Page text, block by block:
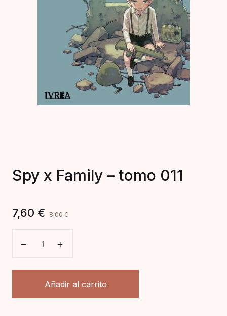
Spy x Family – tomo 011
7,60 € 8,00€
Añadir al carrito